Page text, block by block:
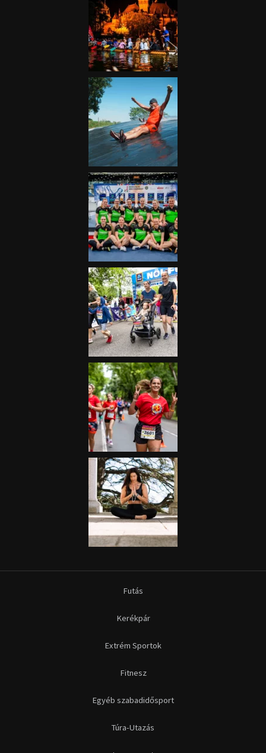
Futás
Kerékpár
Extrém Sportok
Fitnesz
Egyéb szabadidősport
Túra-Utazás